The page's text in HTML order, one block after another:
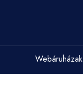
Webáruházak